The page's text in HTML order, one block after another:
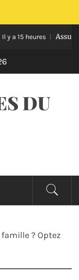
heures Assurance
DU
? Optez